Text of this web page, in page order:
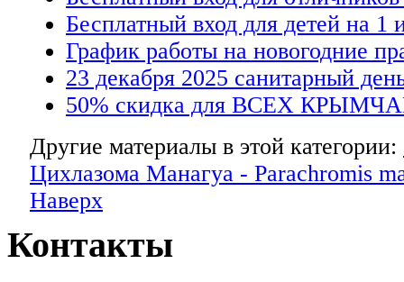
Бесплатный вход для детей на 1
График работы на новогодние
23 декабря 2025 санитарный
50% скидка для ВСЕХ
Другие материалы в этой категории:
Цихлазома Манагуа - Parachromis
Наверх
Контакты